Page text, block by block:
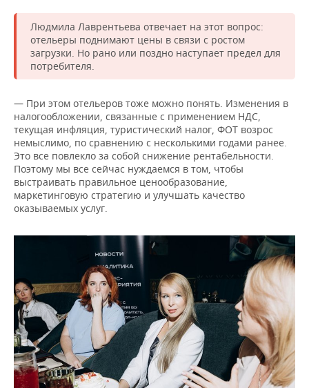
Людмила Лаврентьева отвечает на этот вопрос:
отельеры поднимают цены в связи с ростом
загрузки. Но рано или поздно наступает предел для
потребителя.
— При этом отельеров тоже можно понять. Изменения в
налогообложении, связанные с применением НДС,
текущая инфляция, туристический налог, ФОТ возрос
немыслимо, по сравнению с несколькими годами ранее.
Это все повлекло за собой снижение рентабельности.
Поэтому мы все сейчас нуждаемся в том, чтобы
выстраивать правильное ценообразование,
маркетинговую стратегию и улучшать качество
оказываемых услуг.